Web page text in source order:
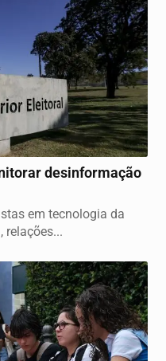
desinformação
em tecnologia da
relações...